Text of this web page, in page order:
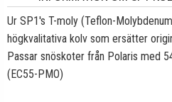
Ur SP1's T-moly (Teflon-
högkvalitativa kolv som ersätter
Passar snöskoter från Polaris med
(EC55-PMO)